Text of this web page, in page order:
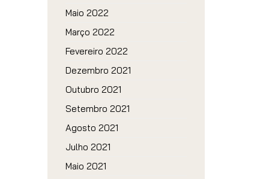
Maio 2022
Março 2022
Fevereiro 2022
Dezembro 2021
Outubro 2021
Setembro 2021
Agosto 2021
Julho 2021
Maio 2021